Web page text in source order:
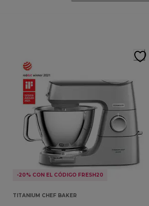
-20% CON EL CÓDIGO FRESH20
TITANIUM CHEF BAKER